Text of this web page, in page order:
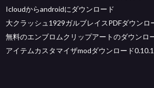
Icloudからandroidにダウンロード
大クラッシュ1929ガルブレイスPDFダウンロ
無料のエンブロムクリップアートのダウンロ
アイテムカスタマイザmodダウンロード